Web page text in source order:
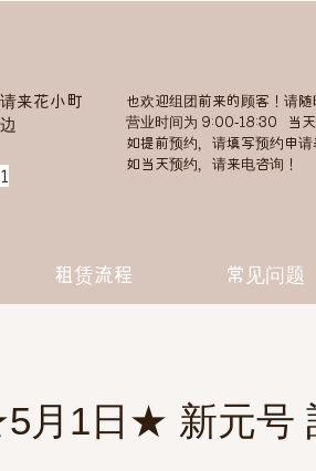
来花小町
也欢迎组团前来的顾客！请随
营业时间为 9:00-18:30 当
如提前预约，请填写预约申请
如当天预约，请来电咨询！
租赁流程 常见问题
月1日★ 新元号